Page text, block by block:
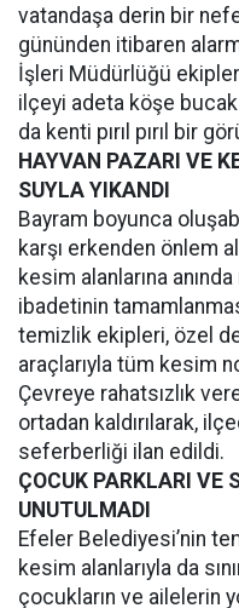
vatandaşa derin bir
gününden itibaren
İşleri Müdürlüğü
ilçeyi adeta köşe bucak
da kenti pırıl pırıl bir
HAYVAN PAZARI VE
SUYLA YIKANDI
Bayram boyunca
karşı erkenden önlem
kesim alanlarına
ibadetinin
temizlik ekipleri, özel
araçlarıyla tüm kesim
Çevreye rahatsızlık
ortadan kaldırılarak,
seferberliği ilan edildi.
ÇOCUK PARKLARI VE
UNUTULMADI
Efeler Belediyesi’nin
kesim alanlarıyla da
çocukların ve ailelerin